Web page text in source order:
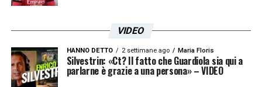
VIDEO
HANNO DETTO 2 settimane ago Maria Floris
Silvestrin: «Ct? Il fatto che Guardiola sia qui a
parlarne è grazie a una persona» – VIDEO